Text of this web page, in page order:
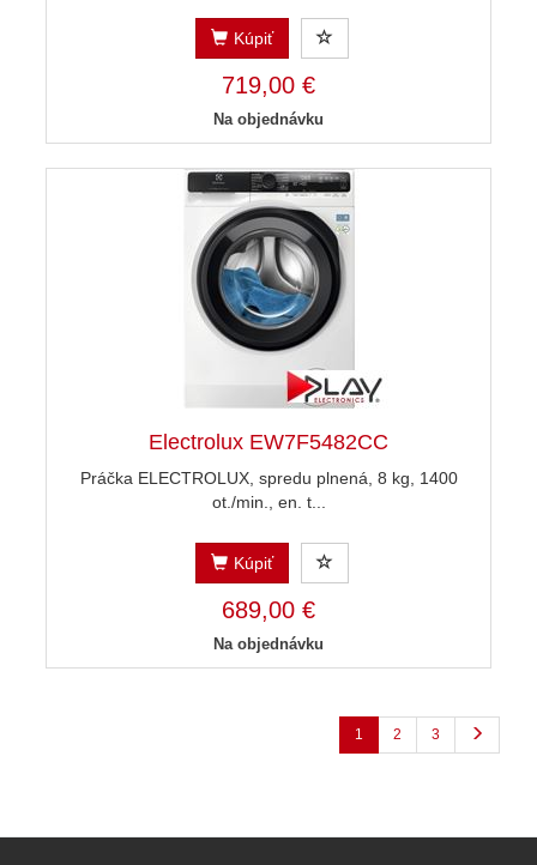
Kúpiť
719,00 €
Na objednávku
Electrolux EW7F5482CC
Práčka ELECTROLUX, spredu plnená, 8 kg, 1400
ot./min., en. t...
Kúpiť
689,00 €
Na objednávku
1 2 3